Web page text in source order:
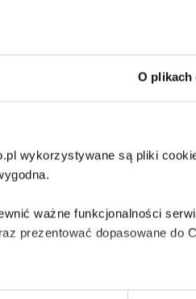
O plikach
wykorzystywane są pliki
ważne funkcjonalności
prezentować dopasowane do
serwisu - są także